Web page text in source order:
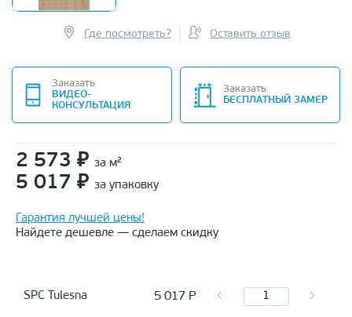
Где посмотреть? Оставить отзыв
Заказать
ВИДЕО-
КОНСУЛЬТАЦИЯ
Заказать
БЕСПЛАТНЫЙ ЗАМЕР
2 573 ₽ за м²
5 017 ₽ за упаковку
Гарантия лучшей цены!
Найдете дешевле — сделаем скидку
SPC Tulesna 5 017 Р